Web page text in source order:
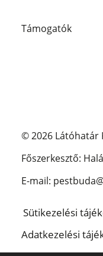
Támogatók
© 2026 Látóhatár
Főszerkesztő:
E-mail:
Sütikezelési
Adatkezelési